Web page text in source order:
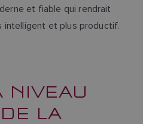
et fiable qui rendrait
intelligent et plus productif.
NIVEAU
LA